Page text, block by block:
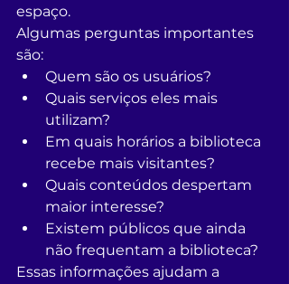
espaço.
Algumas perguntas importantes
são:
Quem são os usuários?
Quais serviços eles mais
utilizam?
Em quais horários a biblioteca
recebe mais visitantes?
Quais conteúdos despertam
maior interesse?
Existem públicos que ainda
não frequentam a biblioteca?
Essas informações ajudam a